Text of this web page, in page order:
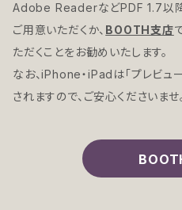
Adobe ReaderなどPDF 1.7以
ご用意いただくか、 BOOTH支店
ただくことをお勧めいたします。
なお、iPhone・iPadは「プレビュ
されますので、ご安心くださいませ